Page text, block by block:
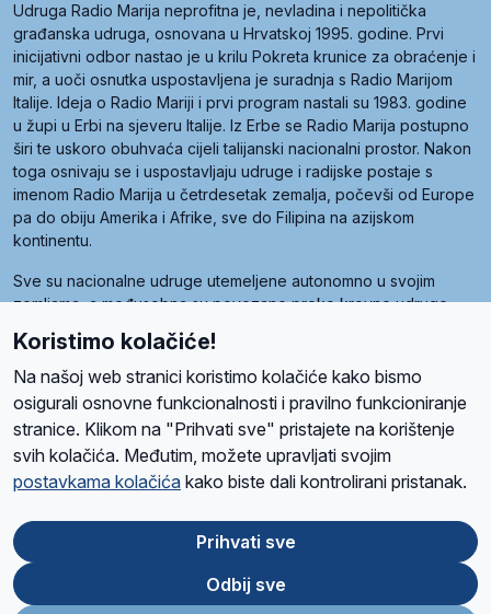
Udruga Radio Marija neprofitna je, nevladina i nepolitička
građanska udruga, osnovana u Hrvatskoj 1995. godine. Prvi
inicijativni odbor nastao je u krilu Pokreta krunice za obraćenje i
mir, a uoči osnutka uspostavljena je suradnja s Radio Marijom
Italije. Ideja o Radio Mariji i prvi program nastali su 1983. godine
u župi u Erbi na sjeveru Italije. Iz Erbe se Radio Marija postupno
širi te uskoro obuhvaća cijeli talijanski nacionalni prostor. Nakon
toga osnivaju se i uspostavljaju udruge i radijske postaje s
imenom Radio Marija u četrdesetak zemalja, počevši od Europe
pa do obiju Amerika i Afrike, sve do Filipina na azijskom
kontinentu.
Sve su nacionalne udruge utemeljene autonomno u svojim
zemljama, a međusobna su povezane preko krovne udruge
Radio Maria). Svjetsku obitelj utemeljilo je sedam članica, među
kojima je i hrvatska Udruga Radio Marija.
O namaRadio ProgramVolonteriPrijateljiKontaktPravila privatnosti
Ova stranica je zaštićena Google reCAPTCHA sustavom
Google
Koristimo kolačiće!
Na našoj web stranici koristimo kolačiće kako bismo
osigurali osnovne funkcionalnosti i pravilno funkcioniranje
stranice. Klikom na "Prihvati sve" pristajete na korištenje
svih kolačića. Međutim, možete upravljati svojim
postavkama kolačića kako biste dali kontrolirani pristanak.
Prihvati sve
Odbij sve